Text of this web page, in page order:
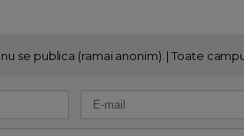
se publica (ramai anonim). | Toate